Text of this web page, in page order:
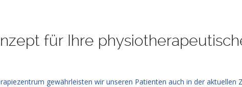
für Ihre
gewährleisten wir unseren Patienten auch in der